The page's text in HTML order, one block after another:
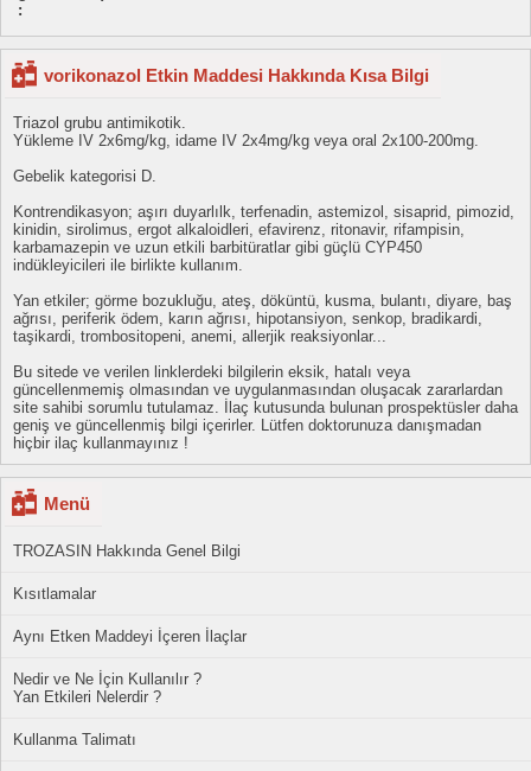
:
vorikonazol Etkin Maddesi Hakkında Kısa Bilgi
Triazol grubu antimikotik.
Yükleme IV 2x6mg/kg, idame IV 2x4mg/kg veya oral 2x100-200mg.
Gebelik kategorisi D.
Kontrendikasyon; aşırı duyarlılk, terfenadin, astemizol, sisaprid, pimozid,
kinidin, sirolimus, ergot alkaloidleri, efavirenz, ritonavir, rifampisin,
karbamazepin ve uzun etkili barbitüratlar gibi güçlü CYP450
indükleyicileri ile birlikte kullanım.
Yan etkiler; görme bozukluğu, ateş, döküntü, kusma, bulantı, diyare, baş
ağrısı, periferik ödem, karın ağrısı, hipotansiyon, senkop, bradikardi,
taşikardi, trombositopeni, anemi, allerjik reaksiyonlar...
Bu sitede ve verilen linklerdeki bilgilerin eksik, hatalı veya
güncellenmemiş olmasından ve uygulanmasından oluşacak zararlardan
site sahibi sorumlu tutulamaz. İlaç kutusunda bulunan prospektüsler daha
geniş ve güncellenmiş bilgi içerirler. Lütfen doktorunuza danışmadan
hiçbir ilaç kullanmayınız !
Menü
TROZASIN Hakkında Genel Bilgi
Kısıtlamalar
Aynı Etken Maddeyi İçeren İlaçlar
Nedir ve Ne İçin Kullanılır ?
Yan Etkileri Nelerdir ?
Kullanma Talimatı